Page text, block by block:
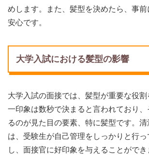
めします。また、髪型を決めたら、事前
安心です。
大学入試における髪型の影響
大学入試の面接では、髪型が重要な役
一印象は数秒で決まると言われており
るのが見た目の要素、特に髪型です。
は、受験生が自己管理をしっかりと行
し、面接官に好印象を与えることができ